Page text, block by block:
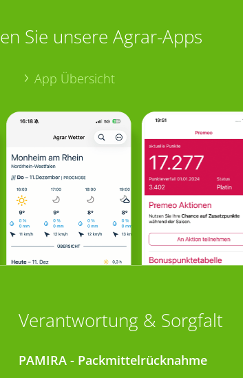
Sie unsere Agrar-Apps
App Übersicht
Verantwortung & Sorgfalt
PAMIRA - Packmittelrücknahme